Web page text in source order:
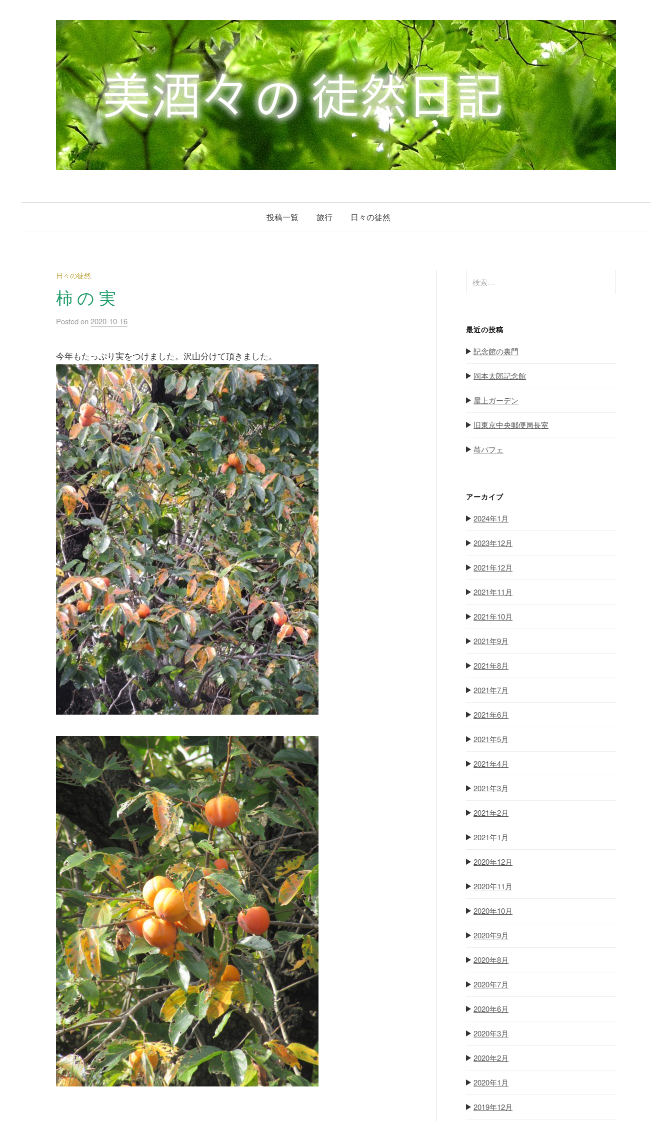
投稿一覧 旅行 日々の徒然
日々の徒然
柿 の 実
Postedon2020-10-16
今年もたっぷり実をつけました。沢山分けて頂きました。
索
最近の投稿
記念館の裏門
岡本太郎記念館
屋上ガーデン
旧東京中央郵便局長室
苺パフェ
アーカイブ
2024年1月
2023年12月
2021年12月
2021年11月
2021年10月
2021年9月
2021年8月
2021年7月
2021年6月
2021年5月
2021年4月
2021年3月
2021年2月
2021年1月
2020年12月
2020年11月
2020年10月
2020年9月
2020年8月
2020年7月
2020年6月
2020年3月
2020年2月
2020年1月
2019年12月